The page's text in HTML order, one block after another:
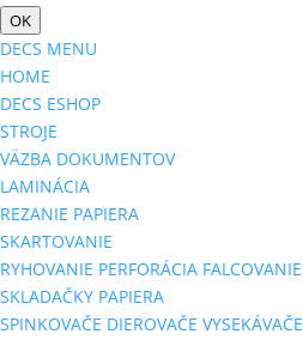
OK
DECS MENU
HOME
DECS ESHOP
STROJE
VÄZBA DOKUMENTOV
LAMINÁCIA
REZANIE PAPIERA
SKARTOVANIE
RYHOVANIE PERFORÁCIA FALCOVANIE
SKLADAČKY PAPIERA
SPINKOVAČE DIEROVAČE VYSEKÁVAČE